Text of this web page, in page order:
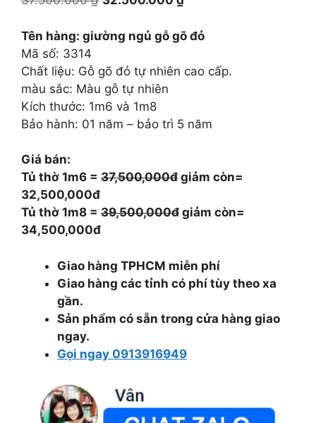
là:
tại
32.500.000 ₫.
Tên hàng: giường ngủ gỗ gõ đỏ
Mã số: 3314
Chất liệu: Gỗ gõ đỏ tự nhiên cao cấp.
màu sắc: Màu gỗ tự nhiên
Kích thước: 1m6 và 1m8
Bảo hành: 01 năm – bảo trì 5 năm
Giá bán:
Tủ thờ 1m6 = 37,500,000đ giảm còn=
32,500,000đ
Tủ thờ 1m8 = 39,500,000đ giảm còn=
34,500,000đ
Giao hàng TPHCM miễn phí
Giao hàng các tỉnh có phí tùy theo xa
gần.
Sản phẩm có sẵn trong cửa hàng giao
ngay.
Gọi ngay 0913916949